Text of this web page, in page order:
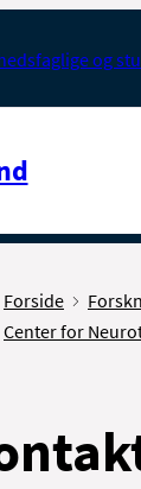
og
Forside
Center for